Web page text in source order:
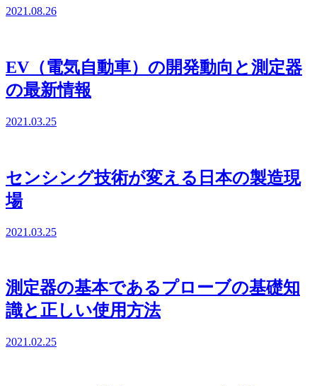
2021.08.26
EV（電気自動車）の開発動向と測定器
の最新情報
2021.03.25
センシング技術が変える日本の製造現
場
2021.03.25
測定器の基本であるプローブの基礎知
識と正しい使用方法
2021.02.25